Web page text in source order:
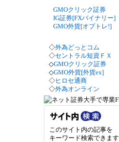
GMOクリック証券
IG証券[FXバイナリー]
GMO外貨[オプトレ!]
◇外為どっとコム
◇セントラル短資ＦＸ
◇GMOクリック証券
◇GMO外貨[外貨ex]
◇ヒロセ通商
◇外為オンライン
このサイト内の記事を
キーワード検索できます